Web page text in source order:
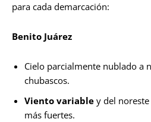
para cada demarcación:
Benito Juárez
Cielo parcialmente nublado a
chubascos.
Viento variable y del
más fuertes.